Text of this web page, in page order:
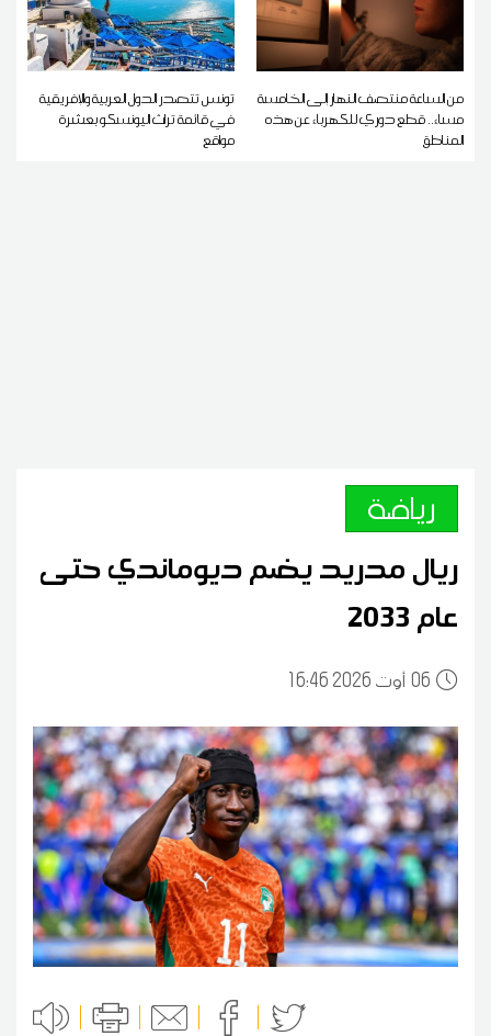
من الساعة منتصف النهار إلى الخامسة
مساء.. قطع دوري للكهرباء عن هذه
المناطق
تونس تتصدر الدول العربية والإفريقية
في قائمة تراث اليونسكو بعشرة
مواقع
رياضة
ريال مدريد يضم ديوماندي حتى
عام 2033
0616:46 2026 أوت